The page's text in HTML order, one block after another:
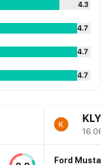
4.3
4.7
4.7
4.7
Ford